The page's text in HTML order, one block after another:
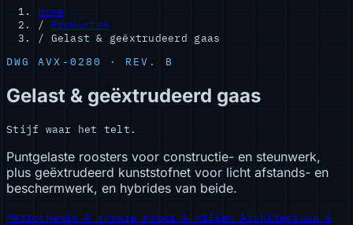
Home
/
Producten
/ Gelast & geëxtrudeerd gaas
DWG AVX-0280 · REV. B
Gelast & geëxtrudeerd gaas
Stijf waar het telt.
Puntgelaste roosters voor constructie- en steunwerk,
plus geëxtrudeerd kunststofnet voor licht afstands- en
beschermwerk, en hybrides van beide.
Petrochemie & chemieWater & milieuArchitectuur &